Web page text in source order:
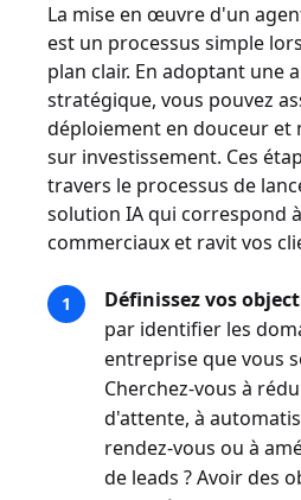
La mise en œuvre d'un
est un processus simple
plan clair. En adoptant une
stratégique, vous pouvez
déploiement en douceur et
sur investissement. Ces
travers le processus de
solution IA qui correspond
commerciaux et ravit vos
Définissez vos
par identifier les
entreprise que vous
Cherchez-vous à
d'attente, à
rendez-vous ou à
de leads ? Avoir des